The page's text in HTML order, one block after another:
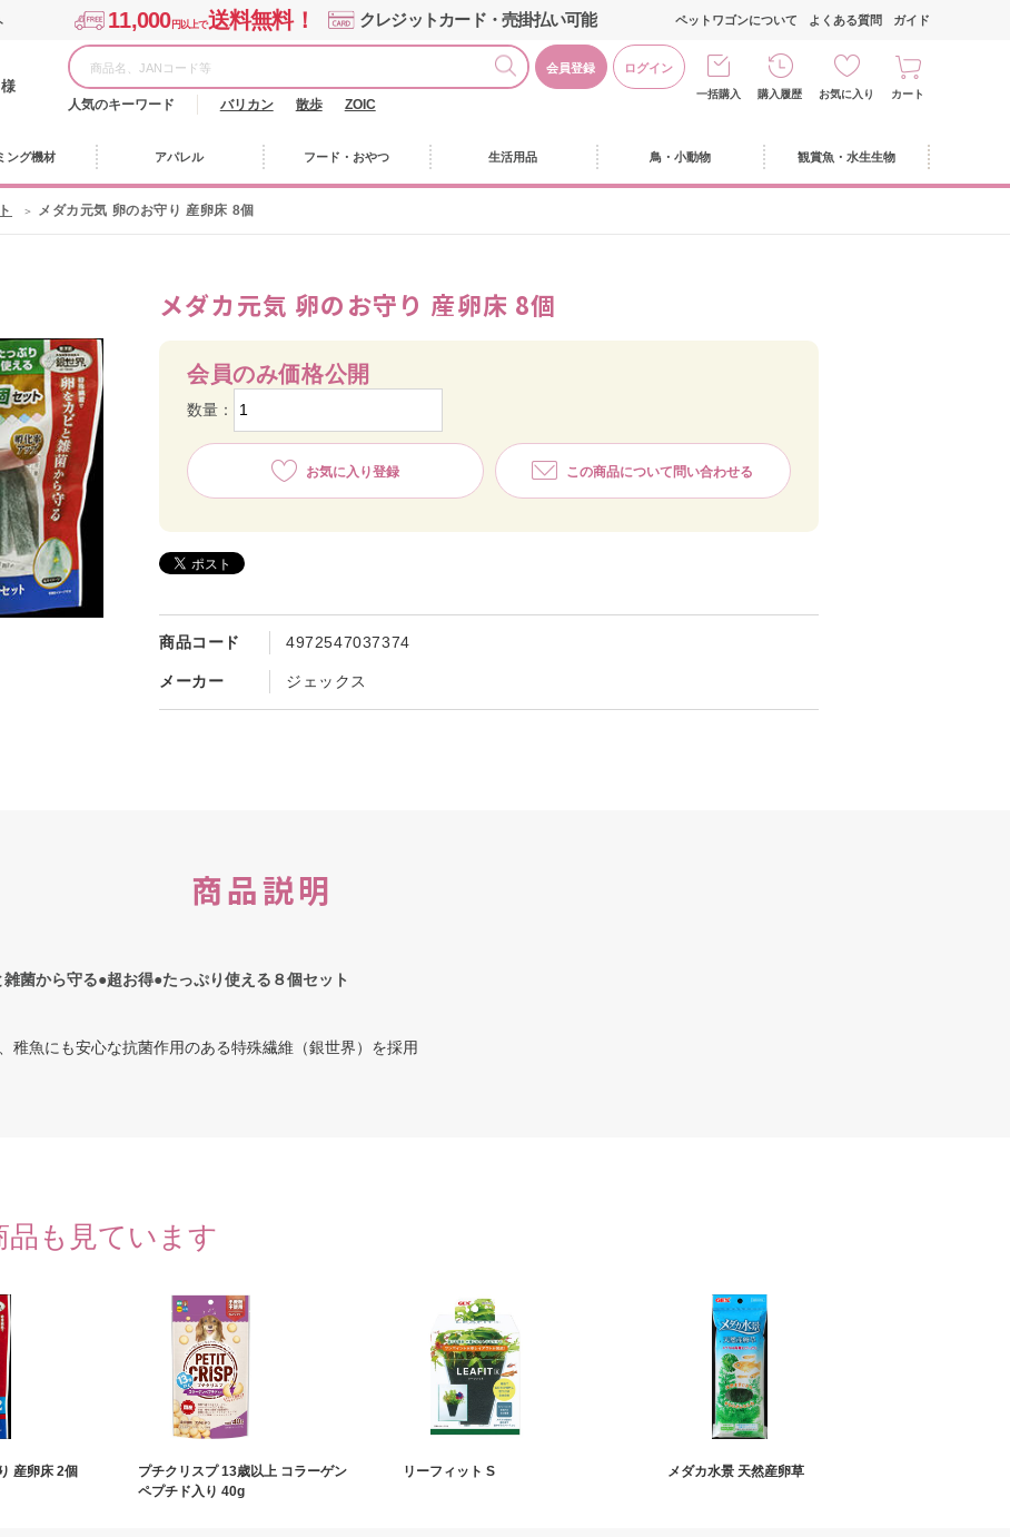
11,000円以上で送料無料！ クレジットカード・売掛払い可能
会員登録 ログイン
人気のキーワード バリカン 散歩 ZOIC
ペットワゴンについて よくある質問 ガイド
一括購入 購入履歴 お気に入り カート
ング機材 アパレル フード・おやつ 生活用品 鳥・小動物 観賞魚・水生生物
メダカ元気 卵のお守り 産卵床 8個
メダカ元気 卵のお守り 産卵床 8個
商品コード 4972547037374
メーカー ジェックス
会員のみ価格公開
数量：
お気に入り登録 この商品について問い合わせる
商品説明
菌から守る●超お得●たっぷり使える８個セット
稚魚にも安心な抗菌作用のある特殊繊維（銀世界）を採用
も見ています
産卵床 2個
プチクリスプ 13歳以上 コラーゲン
ペプチド入り 40g
リーフィット S メダカ水景 天然産卵草